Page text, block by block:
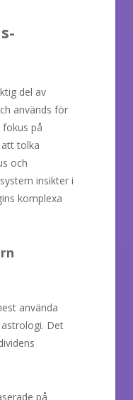
del av
används för
på
att tolka
och
insikter i
komplexa
använda
Det
på